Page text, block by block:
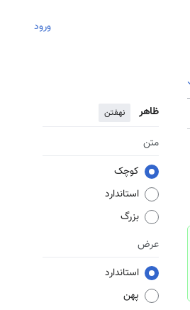
ورود
ظاهر نهفتن
متن
کوچک
استاندارد
بزرگ
عرض
استاندارد
پهن